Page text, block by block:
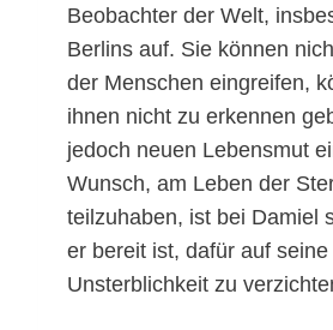
Beobachter der Welt,
Berlins auf. Sie können
der Menschen eingreifen,
ihnen nicht zu erkennen
jedoch neuen Lebensmut
Wunsch, am Leben der
teilzuhaben, ist bei Damiel
er bereit ist, dafür auf seine
Unsterblichkeit zu